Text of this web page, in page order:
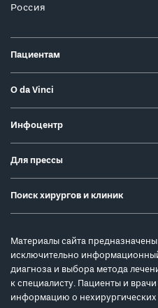
Россия
Пациентам
О da Vinci
Инфоцентр
Для прессы
Поиск хирургов и клиник
Материалы сайта
исключительно
диагноза и выбора метода
к специалисту. Пациенты и
информацию о нехирургических